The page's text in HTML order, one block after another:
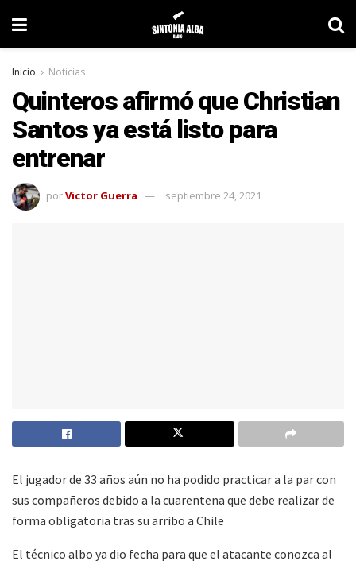
Inicio Noticias
Quinteros afirmó que Christian
Santos ya está listo para
entrenar
porVictor Guerra septiembre 24, 2021
El jugador de 33 años aún no ha podido practicar a la par con
sus compañeros debido a la cuarentena que debe realizar de
forma obligatoria tras su arribo a Chile
El técnico albo ya dio fecha para que el atacante conozca al